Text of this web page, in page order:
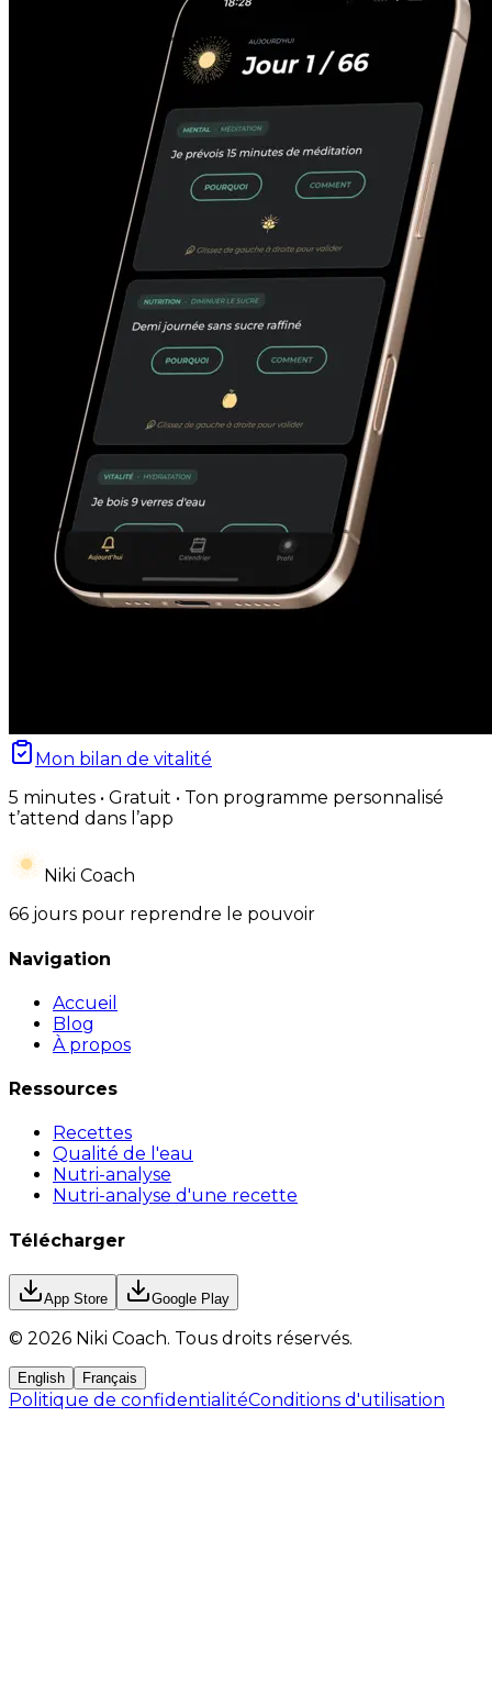
Mon bilan de vitalité
5 minutes • Gratuit • Ton programme personnalisé
t’attend dans l’app
Niki Coach
66 jours pour reprendre le pouvoir
Navigation
Accueil
Blog
À propos
Ressources
Recettes
Qualité de l'eau
Nutri-analyse
Nutri-analyse d'une recette
Télécharger
App Store Google Play
© 2026 Niki Coach. Tous droits réservés.
English Français
Politique de confidentialitéConditions d'utilisation